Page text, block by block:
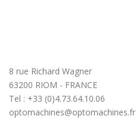
8 rue Richard Wagner
63200 RIOM - FRANCE
Tel : +33 (0)4.73.64.10.06
optomachines@optomachines.fr